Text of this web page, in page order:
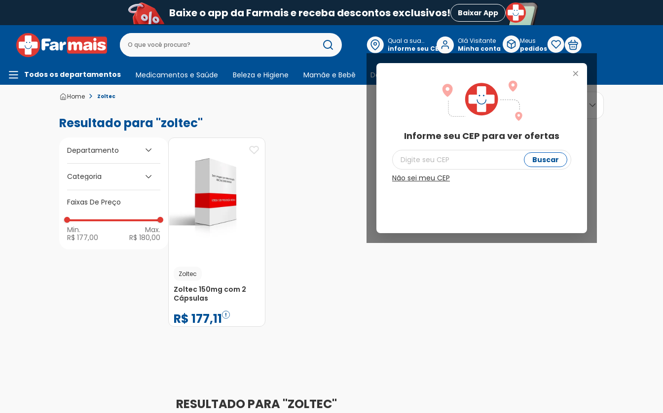
Baixe o app da Farmais e receba descontos exclusivos! Baixar App
Qual a sua
localização?
informe seu CEP
+
Informe seu CEP para ver ofertas
Buscar
Não sei meu CEP
Olá Visitante
Minha conta
Meus
pedidos
Todos os departamentos Medicamentos e Saúde Beleza e Higiene Mamãe e Bebê Dermocosmeticos
Zoltec
zoltec
Departamento
Medicamentos e
Saúde
Categoria
Medicamentos de A
Faixas De Preço
R$ 177,00 R$ 180,00
ordenar por
Zoltec
Zoltec 150mg com 2
Cápsulas
R$ 177,11
ZOLTEC